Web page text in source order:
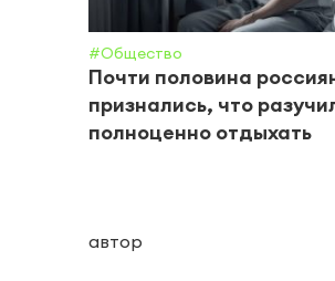
#Общество
Почти половина
признались, что
полноценно отдыхать
автор